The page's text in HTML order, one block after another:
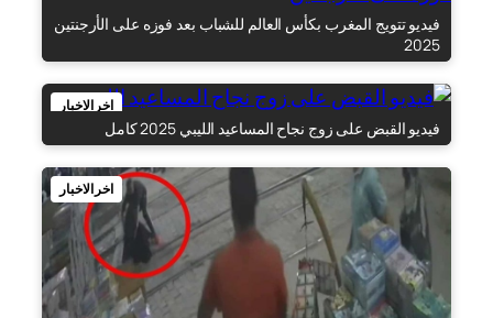
فيديو تتويج المغرب بكأس العالم للشباب بعد فوزه على الأرجنتين
2025
اخر الاخبار
فيديو القبض على زوج نجاح المساعيد الليبي 2025 كامل
اخر الاخبار